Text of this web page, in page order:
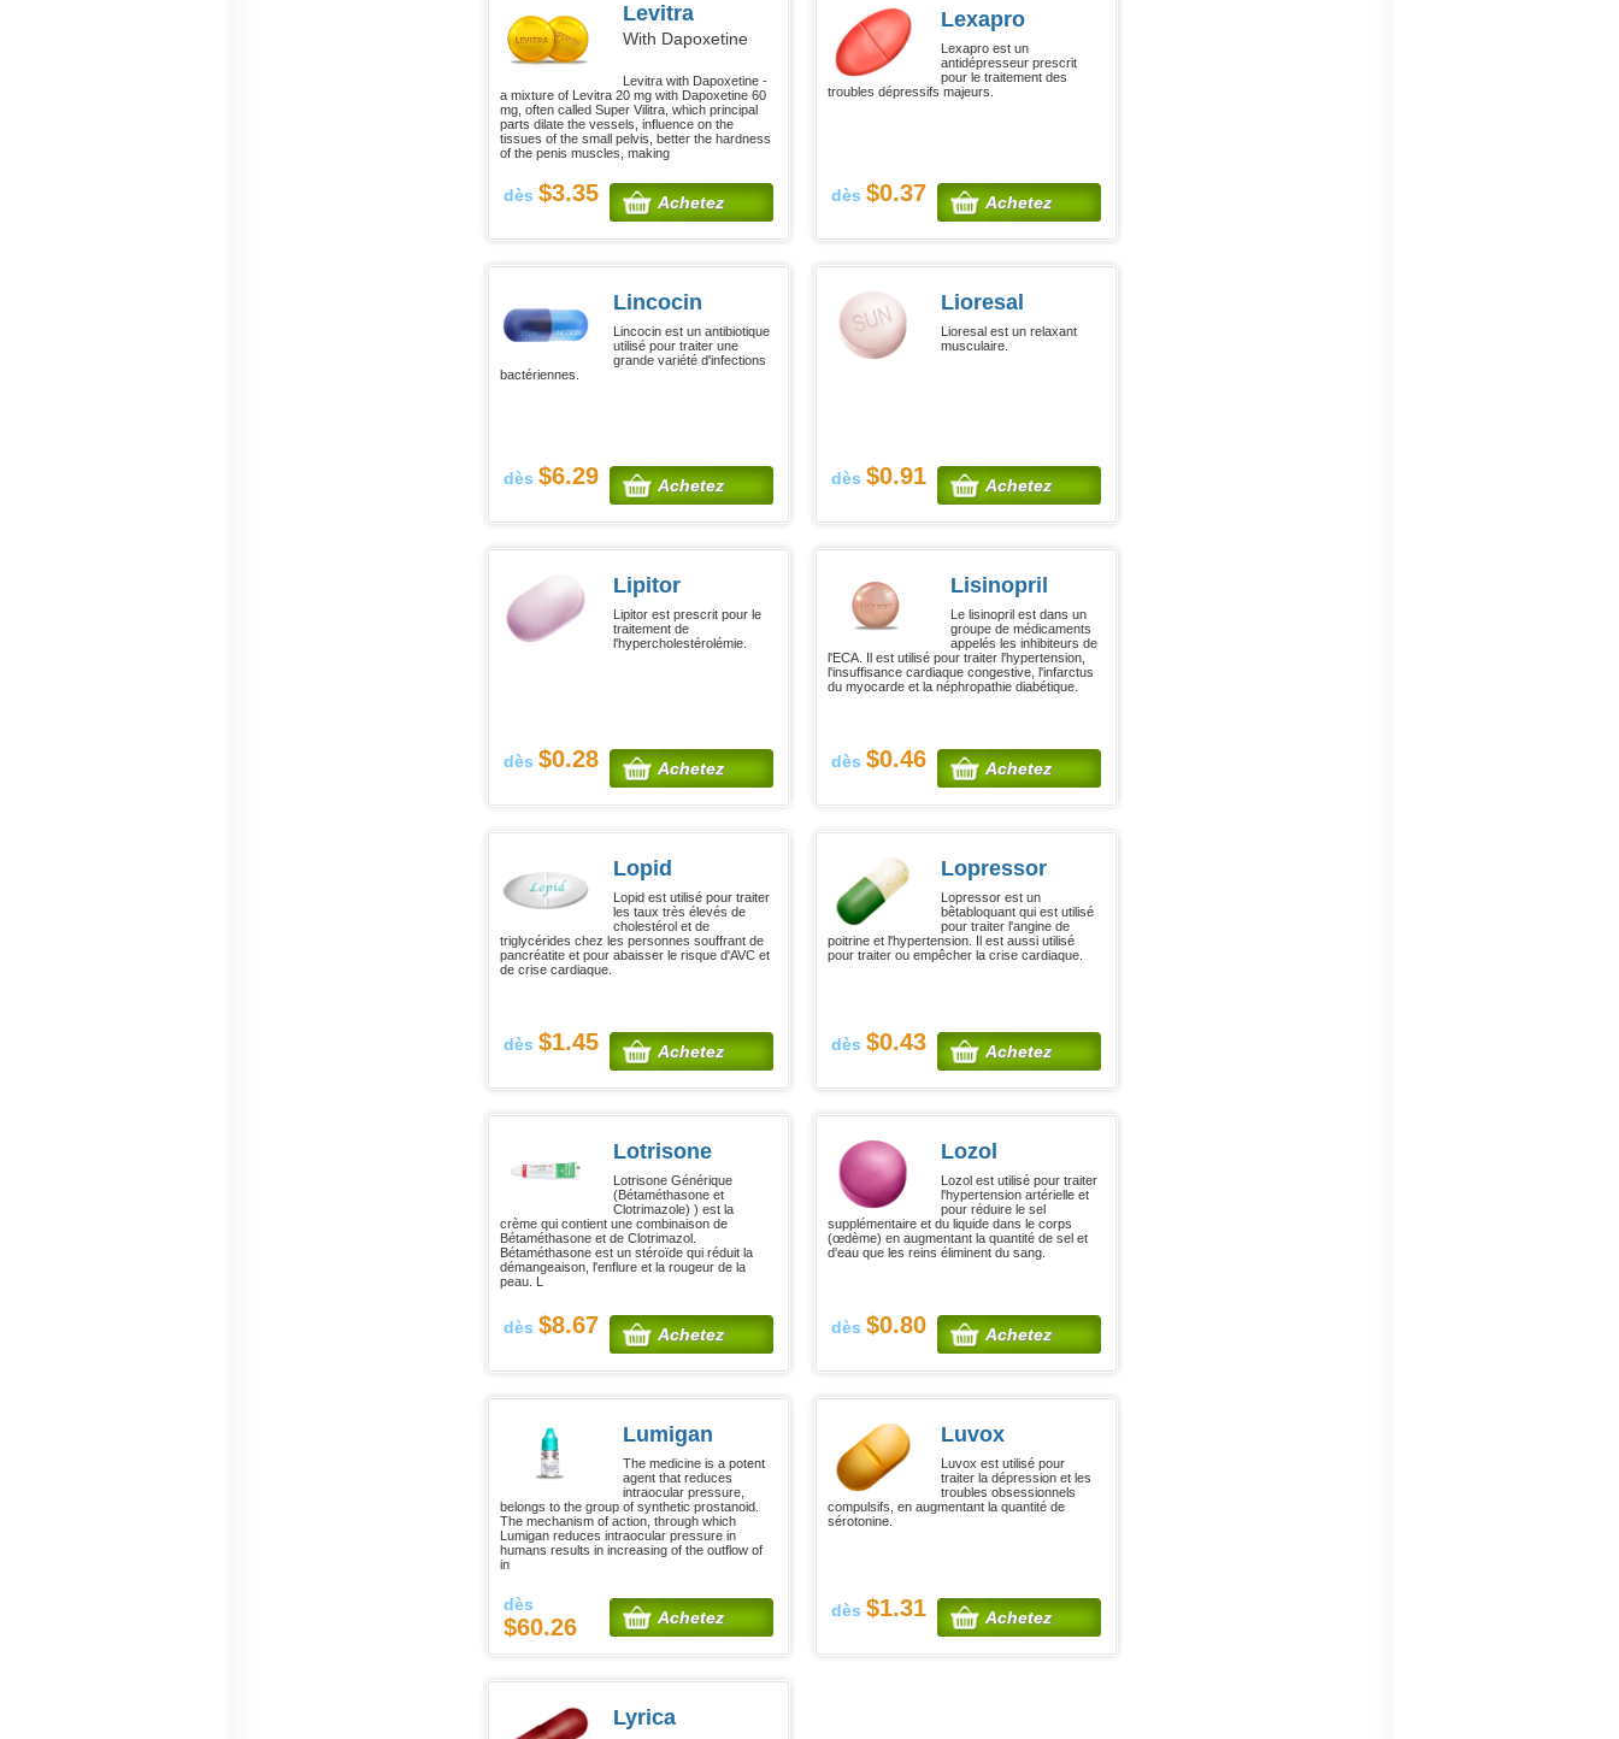
Levitra
With Dapoxetine
Levitra with Dapoxetine -
a mixture of Levitra 20 mg with Dapoxetine 60
mg, often called Super Vilitra, which principal
parts dilate the vessels, influence on the
tissues of the small pelvis, better the hardness
of the penis muscles, making
dès $3.35 Achetez
Lexapro
Lexapro est un
antidépresseur prescrit
pour le traitement des
troubles dépressifs majeurs.
dès $0.37 Achetez
Lincocin
Lincocin est un antibiotique
utilisé pour traiter une
grande variété d'infections
bactériennes.
dès $6.29 Achetez
Lioresal
Lioresal est un relaxant
musculaire.
dès $0.91 Achetez
Lipitor
Lipitor est prescrit pour le
traitement de
l'hypercholestérolémie.
dès $0.28 Achetez
Lisinopril
Le lisinopril est dans un
groupe de médicaments
appelés les inhibiteurs de
l'ECA. Il est utilisé pour traiter l'hypertension,
l'insuffisance cardiaque congestive, l'infarctus
du myocarde et la néphropathie diabétique.
dès $0.46 Achetez
Lopid
Lopid est utilisé pour traiter
les taux très élevés de
cholestérol et de
triglycérides chez les personnes souffrant de
pancréatite et pour abaisser le risque d'AVC et
de crise cardiaque.
dès $1.45 Achetez
Lopressor
Lopressor est un
bêtabloquant qui est utilisé
pour traiter l'angine de
poitrine et l'hypertension. Il est aussi utilisé
pour traiter ou empêcher la crise cardiaque.
dès $0.43 Achetez
Lotrisone
Lotrisone Générique
(Bétaméthasone et
Clotrimazole) ) est la
crème qui contient une combinaison de
Bétaméthasone et de Clotrimazol.
Bétaméthasone est un stéroïde qui réduit la
démangeaison, l'enflure et la rougeur de la
peau. L
dès $8.67 Achetez
Lozol
Lozol est utilisé pour traiter
l'hypertension artérielle et
pour réduire le sel
supplémentaire et du liquide dans le corps
(œdème) en augmentant la quantité de sel et
d'eau que les reins éliminent du sang.
dès $0.80 Achetez
Lumigan
The medicine is a potent
agent that reduces
intraocular pressure,
belongs to the group of synthetic prostanoid.
The mechanism of action, through which
Lumigan reduces intraocular pressure in
humans results in increasing of the outflow of
in
dès
$60.26 Achetez
Luvox
Luvox est utilisé pour
traiter la dépression et les
troubles obsessionnels
compulsifs, en augmentant la quantité de
sérotonine.
dès $1.31 Achetez
Lyrica